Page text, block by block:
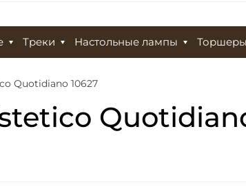
Треки Настольные лампы Торшеры
Quotidiano 10627